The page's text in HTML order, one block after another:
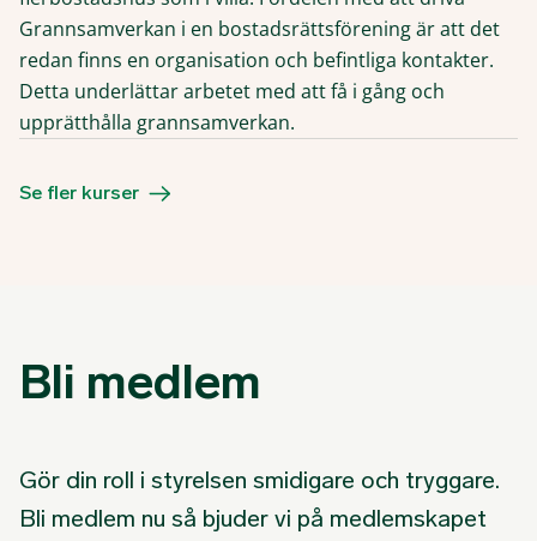
Grannsamverkan i en bostadsrättsförening är att det
redan finns en organisation och befintliga kontakter.
Detta underlättar arbetet med att få i gång och
upprätthålla grannsamverkan.
Se fler kurser
Bli medlem
Gör din roll i styrelsen smidigare och tryggare.
Bli medlem nu så bjuder vi på medlemskapet